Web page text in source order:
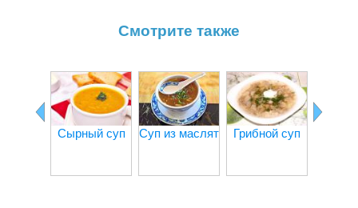
Смотрите также
Сырный суп Суп из маслят Грибной суп